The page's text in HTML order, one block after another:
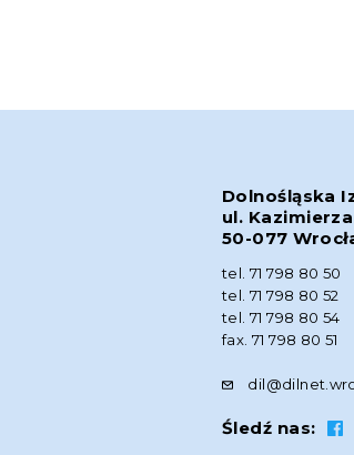
Dolnośląska
ul.
50-077
tel. 71 798 80 50
tel. 71 798 80 52
tel. 71 798 80 54
fax. 71 798 80 51
Śledź nas: